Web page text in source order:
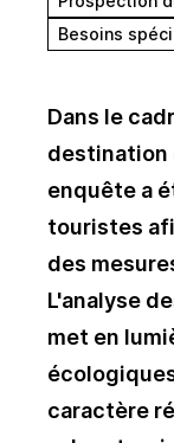
Besoins
Dans le
destination
enquête a
touristes
des
L'analyse
met en
caractère